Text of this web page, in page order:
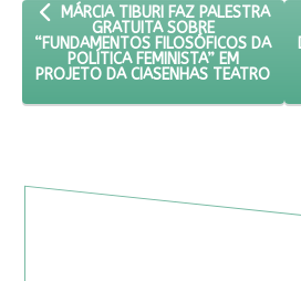
ARTIGO ANTERIOR: MÁRCIA TIBURI
MÁRCIA TIBURI FAZ PALESTRA
GRATUITA SOBRE
“FUNDAMENTOS FILOSÓFICOS DA
POLÍTICA FEMINISTA” EM
PROJETO DA CIASENHAS TEATRO